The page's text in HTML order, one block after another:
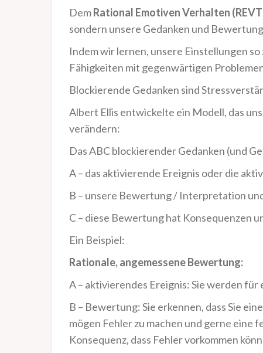
DemRational Emotiven Verhalten
sondern unsere Gedanken und
Indem wir lernen, unsere Einstellungen
Fähigkeiten mit gegenwärtigen
Blockierende Gedanken sind
Albert Ellis entwickelte ein Modell, das
verändern:
Das ABC blockierender Gedanken (und
A – das aktivierende Ereignis oder die
B – unsere Bewertung / Interpretation
C – diese Bewertung hat Konsequenzen
Ein Beispiel:
Rationale, angemessene Bewertung:
A – aktivierendes Ereignis: Sie werden
B – Bewertung: Sie erkennen, dass Sie
mögen Fehler zu machen und gerne eine
Konsequenz, dass Fehler vorkommen